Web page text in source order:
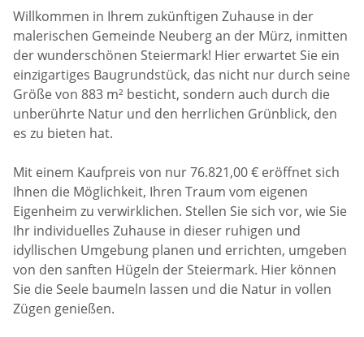
Willkommen in Ihrem zukünftigen Zuhause in der
malerischen Gemeinde Neuberg an der Mürz, inmitten
der wunderschönen Steiermark! Hier erwartet Sie ein
einzigartiges Baugrundstück, das nicht nur durch seine
Größe von 883 m² besticht, sondern auch durch die
unberührte Natur und den herrlichen Grünblick, den
es zu bieten hat.
Mit einem Kaufpreis von nur 76.821,00 € eröffnet sich
Ihnen die Möglichkeit, Ihren Traum vom eigenen
Eigenheim zu verwirklichen. Stellen Sie sich vor, wie Sie
Ihr individuelles Zuhause in dieser ruhigen und
idyllischen Umgebung planen und errichten, umgeben
von den sanften Hügeln der Steiermark. Hier können
Sie die Seele baumeln lassen und die Natur in vollen
Zügen genießen.